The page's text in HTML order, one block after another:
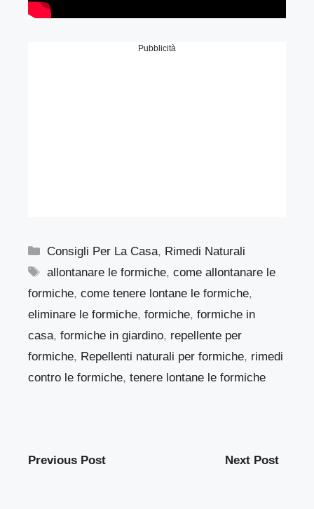
Pubblicità
Categorie
Consigli Per La Casa, Rimedi Naturali
Tag
allontanare le formiche,come allontanare le
formiche, come tenere lontane le formiche,
eliminare le formiche, formiche, formiche in
casa, formiche in giardino, repellente per
formiche, Repellenti naturali per formiche, rimedi
contro le formiche, tenere lontane le formiche
Previous Post Next Post